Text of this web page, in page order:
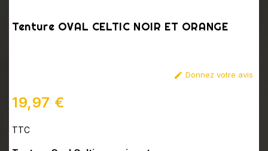
Tenture OVAL CELTIC NOIR ET ORANGE
 Donnez votre avis
19,97 €
TTC